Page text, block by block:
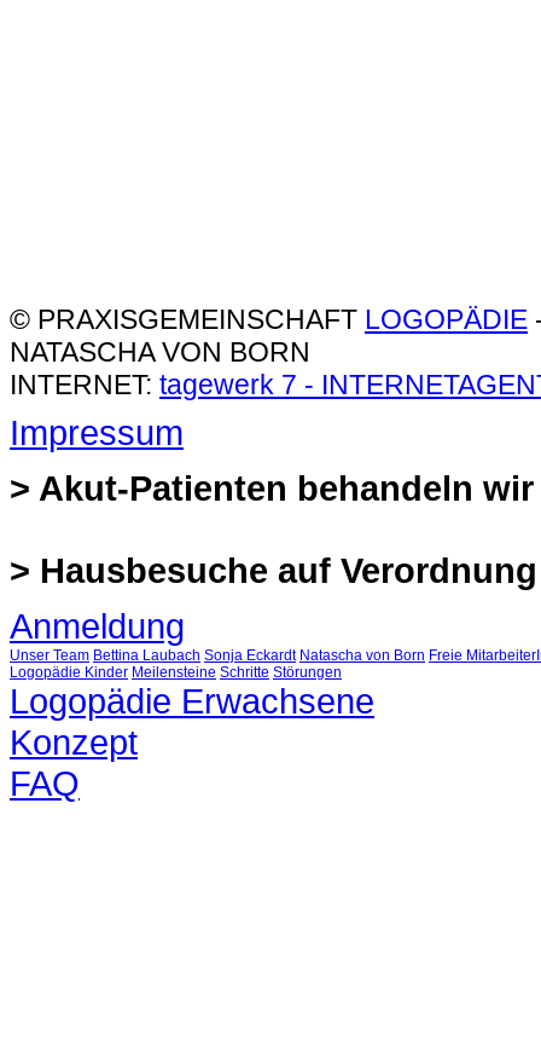
© PRAXISGEMEINSCHAFT LOGOPÄDIE
NATASCHA VON BORN
INTERNET: tagewerk 7 -
Impressum
> Akut-Patienten behandeln
> Hausbesuche auf Verordnung
Anmeldung
Unser Team Bettina Laubach Sonja Eckardt Natascha von Born Freie
Logopädie Kinder Meilensteine Schritte Störungen
Logopädie Erwachsene
Konzept
FAQ